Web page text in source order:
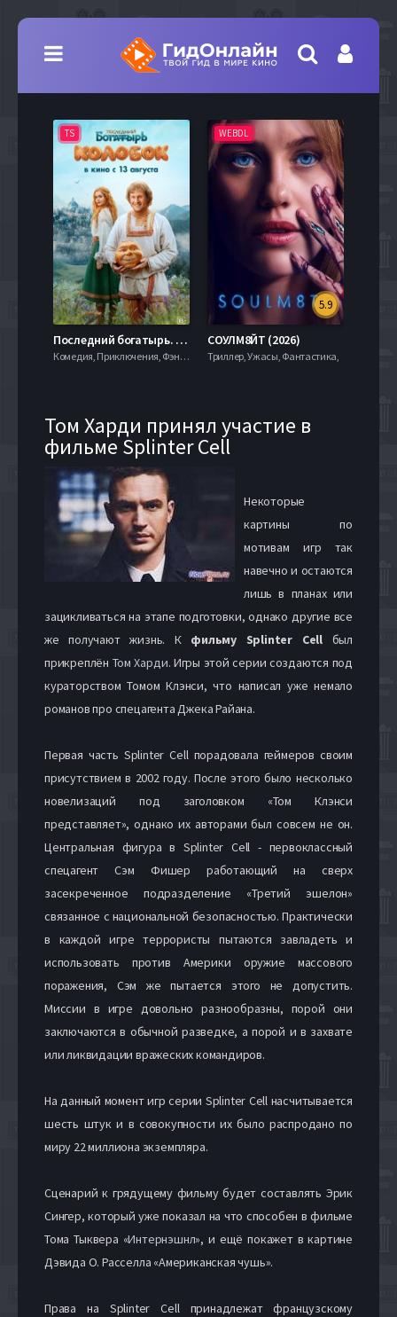
TS
Последний богатырь. Колобок (2026)
Комедия, Приключения, Фэнтези,
WEBDL
5.9
СОУЛМ8ЙТ (2026)
Триллер, Ужасы, Фантастика,
Том Харди принял участие в
фильме Splinter Cell
Некоторые
картины по
мотивам игр так
навечно и остаются
лишь в планах или
зацикливаться на этапе подготовки, однако другие все
же получают жизнь. К фильму Splinter Cellбыл
прикреплён Том Харди. Игры этой серии создаются под
кураторством Томом Клэнси, что написал уже немало
романов про спецагента Джека Райана.
Первая часть Splinter Cell порадовала геймеров своим
присутствием в 2002 году. После этого было несколько
новелизаций под заголовком «Том Клэнси
представляет», однако их авторами был совсем не он.
Центральная фигура в Splinter Cell - первоклассный
спецагент Сэм Фишер работающий на сверх
засекреченное подразделение «Третий эшелон»
связанное с национальной безопасностью. Практически
в каждой игре террористы пытаются завладеть и
использовать против Америки оружие массового
поражения, Сэм же пытается этого не допустить.
Миссии в игре довольно разнообразны, порой они
заключаются в обычной разведке, а порой и в захвате
или ликвидации вражеских командиров.
На данный момент игр серии Splinter Cell насчитывается
шесть штук и в совокупности их было распродано по
миру 22 миллиона экземпляра.
Сценарий к грядущему фильму будет составлять Эрик
Сингер, который уже показал на что способен в фильме
Тома Тыквера «Интернэшнл», и ещё покажет в картине
Дэвида О. Расселла «Американская чушь».
Права на Splinter Cell принадлежат французскому